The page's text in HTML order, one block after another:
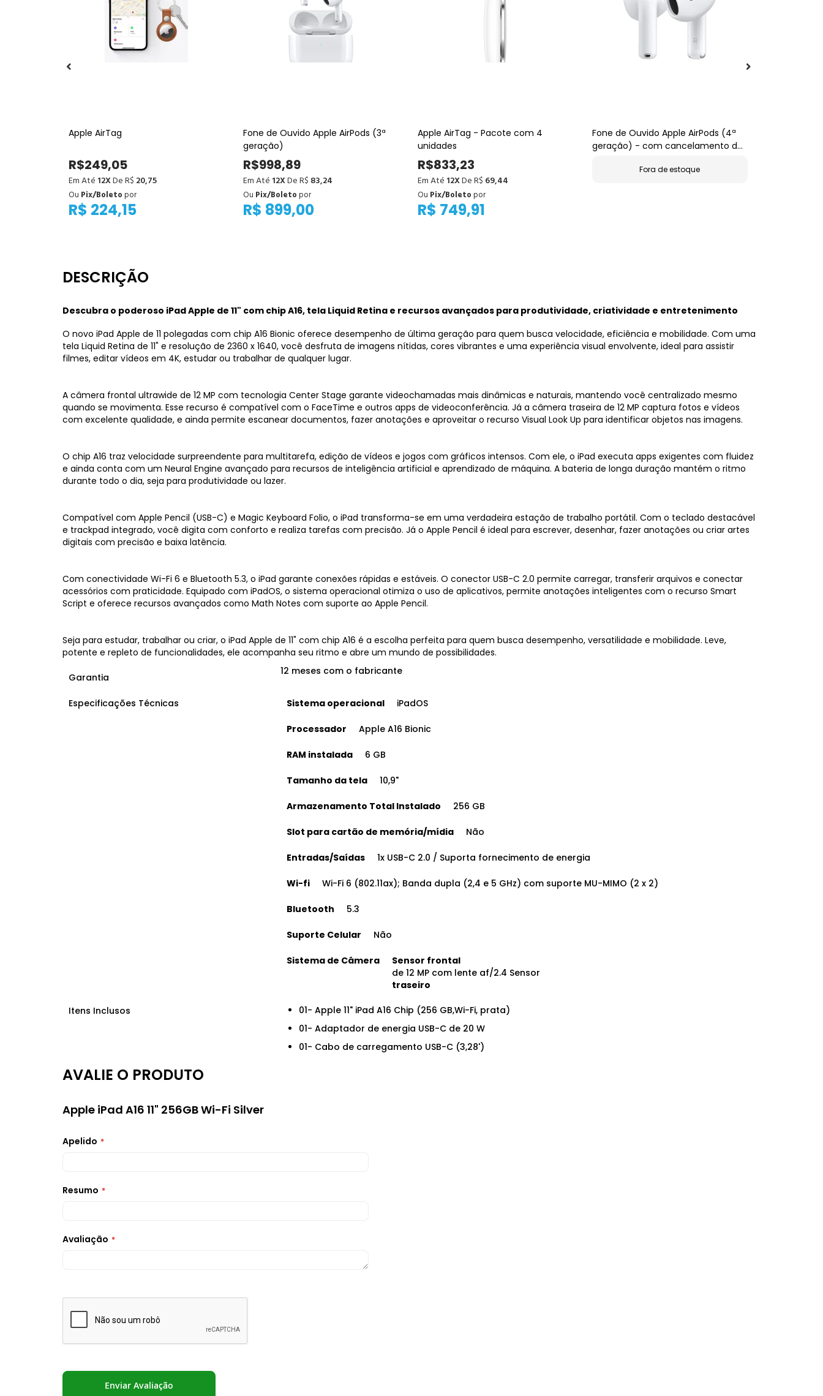
Garantia
12 meses com o fabricante
Especificações Técnicas Sistema operacional iPadOS
Processador Apple A16 Bionic
RAM instalada 6 GB
Tamanho da tela 10,9"
Armazenamento Total Instalado 256 GB
Slot para cartão de memória/mídia Não
Entradas/Saídas 1x USB-C 2.0 / Suporta fornecimento de energia
Wi-fi Wi-Fi 6 (802.11ax); Banda dupla (2,4 e 5 GHz) com suporte MU-MIMO (2 x 2)
Bluetooth 5.3
Suporte Celular Não
Sistema de Câmera
Sensor frontal
de 12 MP com lente af/2.4 Sensor
traseiro
Itens Inclusos
01- Apple 11" iPad A16 Chip (256 GB,Wi-Fi, prata)
01- Adaptador de energia USB-C de 20 W
01- Cabo de carregamento USB-C (3,28')
AVALIE O PRODUTO
Apple iPad A16 11" 256GB Wi-Fi Silver
Apelido
Resumo
Avaliação
Enviar Avaliação
Apple AirTag
R$249,05
Em Até 12XDe R$ 20,75
R$ 224,15
Ou Pix/Boletopor
Fone de Ouvido Apple AirPods (3ª
geração)
R$998,89
Em Até 12XDe R$ 83,24
R$ 899,00
Ou Pix/Boletopor
Apple AirTag - Pacote com 4
unidades
R$833,23
Em Até 12XDe R$ 69,44
R$ 749,91
Ou Pix/Boletopor
Fone de Ouvido Apple AirPods (4ª
geração) - com cancelamento de
Fora de estoque
DESCRIÇÃO
Descubra o poderoso iPad Apple de 11" com chip A16, tela Liquid Retina e recursos avançados para produtividade, criatividade e entretenimento
O novo iPad Apple de 11 polegadas com chip A16 Bionic oferece desempenho de última geração para quem busca velocidade, eficiência e mobilidade. Com uma
tela Liquid Retina de 11" e resolução de 2360 x 1640, você desfruta de imagens nítidas, cores vibrantes e uma experiência visual envolvente, ideal para assistir
filmes, editar vídeos em 4K, estudar ou trabalhar de qualquer lugar.
A câmera frontal ultrawide de 12 MP com tecnologia Center Stage garante videochamadas mais dinâmicas e naturais, mantendo você centralizado mesmo
quando se movimenta. Esse recurso é compatível com o FaceTime e outros apps de videoconferência. Já a câmera traseira de 12 MP captura fotos e vídeos
com excelente qualidade, e ainda permite escanear documentos, fazer anotações e aproveitar o recurso Visual Look Up para identificar objetos nas imagens.
O chip A16 traz velocidade surpreendente para multitarefa, edição de vídeos e jogos com gráficos intensos. Com ele, o iPad executa apps exigentes com fluidez
e ainda conta com um Neural Engine avançado para recursos de inteligência artificial e aprendizado de máquina. A bateria de longa duração mantém o ritmo
durante todo o dia, seja para produtividade ou lazer.
Compatível com Apple Pencil (USB-C) e Magic Keyboard Folio, o iPad transforma-se em uma verdadeira estação de trabalho portátil. Com o teclado destacável
e trackpad integrado, você digita com conforto e realiza tarefas com precisão. Já o Apple Pencil é ideal para escrever, desenhar, fazer anotações ou criar artes
digitais com precisão e baixa latência.
Com conectividade Wi-Fi 6 e Bluetooth 5.3, o iPad garante conexões rápidas e estáveis. O conector USB-C 2.0 permite carregar, transferir arquivos e conectar
acessórios com praticidade. Equipado com iPadOS, o sistema operacional otimiza o uso de aplicativos, permite anotações inteligentes com o recurso Smart
Script e oferece recursos avançados como Math Notes com suporte ao Apple Pencil.
Seja para estudar, trabalhar ou criar, o iPad Apple de 11" com chip A16 é a escolha perfeita para quem busca desempenho, versatilidade e mobilidade. Leve,
potente e repleto de funcionalidades, ele acompanha seu ritmo e abre um mundo de possibilidades.